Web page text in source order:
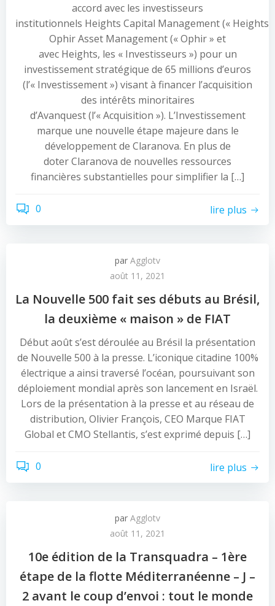
accord avec les investisseurs
institutionnels Heights Capital Management (« Heights
Ophir Asset Management (« Ophir » et
avec Heights, les « Investisseurs ») pour un
investissement stratégique de 65 millions d’euros
(l’« Investissement ») visant à financer l’acquisition
des intérêts minoritaires
d’Avanquest (l’« Acquisition »). L’Investissement
marque une nouvelle étape majeure dans le
développement de Claranova. En plus de
doter Claranova de nouvelles ressources
financières substantielles pour simplifier la […]
0 lire plus
par Agglotv
août 11, 2021
La Nouvelle 500 fait ses débuts au Brésil,
la deuxième « maison » de FIAT
Début août s’est déroulée au Brésil la présentation
de Nouvelle 500 à la presse. L’iconique citadine 100%
électrique a ainsi traversé l’océan, poursuivant son
déploiement mondial après son lancement en Israël.
Lors de la présentation à la presse et au réseau de
distribution, Olivier François, CEO Marque FIAT
Global et CMO Stellantis, s’est exprimé depuis […]
0 lire plus
par Agglotv
août 11, 2021
10e édition de la Transquadra – 1ère
étape de la flotte Méditerranéenne – J –
2 avant le coup d’envoi : tout le monde